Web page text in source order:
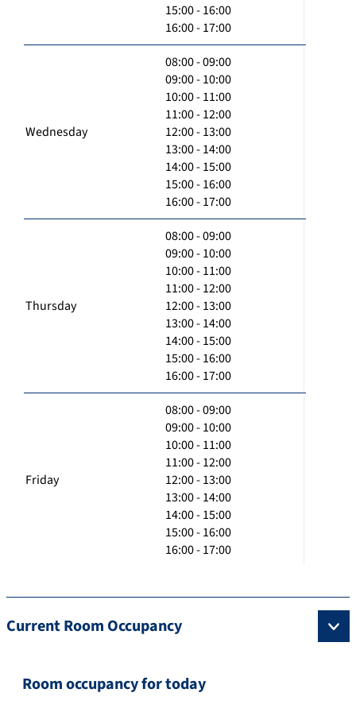
15:00 - 16:00
16:00 - 17:00
Wednesday
08:00 - 09:00
09:00 - 10:00
10:00 - 11:00
11:00 - 12:00
12:00 - 13:00
13:00 - 14:00
14:00 - 15:00
15:00 - 16:00
16:00 - 17:00
Thursday
08:00 - 09:00
09:00 - 10:00
10:00 - 11:00
11:00 - 12:00
12:00 - 13:00
13:00 - 14:00
14:00 - 15:00
15:00 - 16:00
16:00 - 17:00
Friday
08:00 - 09:00
09:00 - 10:00
10:00 - 11:00
11:00 - 12:00
12:00 - 13:00
13:00 - 14:00
14:00 - 15:00
15:00 - 16:00
16:00 - 17:00
Current Room Occupancy
Room occupancy for today